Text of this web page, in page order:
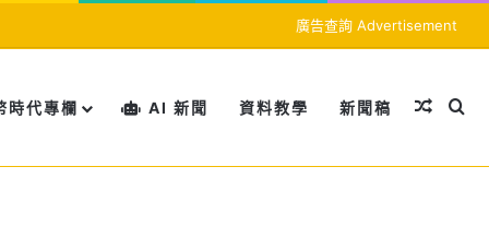
廣告查詢 Advertisement
時代專欄 AI 新聞 資料教學 新聞稿 隨機文
搜